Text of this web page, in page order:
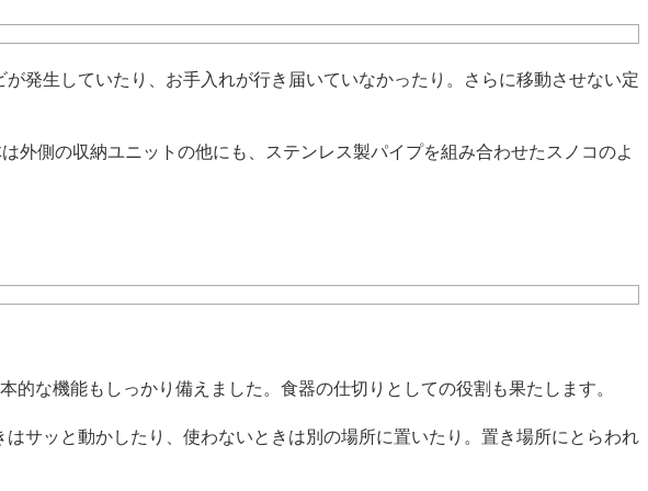
発生していたり、お手入れが行き届いていなかったり。さらに移動させない定
外側の収納ユニットの他にも、ステンレス製パイプを組み合わせたスノコのよ
な機能もしっかり備えました。食器の仕切りとしての役割も果たします。
サッと動かしたり、使わないときは別の場所に置いたり。置き場所にとらわれ